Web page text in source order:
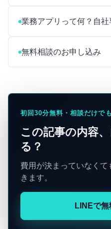
業務アプリって何？自
無料相談のお申し込み
初回30分無料・相談だけで
この記事の内容
る？
費用が決まっていなく
きます。
LINEで